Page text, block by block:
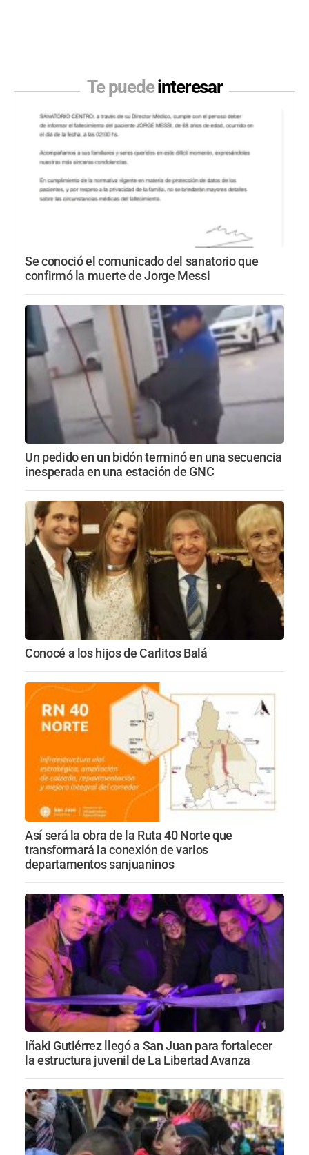
Te puedeinteresar
Se conoció el comunicado del sanatorio que
confirmó la muerte de Jorge Messi
Un pedido en un bidón terminó en una secuencia
inesperada en una estación de GNC
Conocé a los hijos de Carlitos Balá
Así será la obra de la Ruta 40 Norte que
transformará la conexión de varios
departamentos sanjuaninos
Iñaki Gutiérrez llegó a San Juan para fortalecer
la estructura juvenil de La Libertad Avanza